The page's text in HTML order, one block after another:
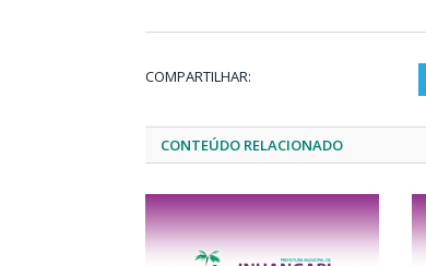
COMPARTILHAR:
CONTEÚDO RELACIONADO